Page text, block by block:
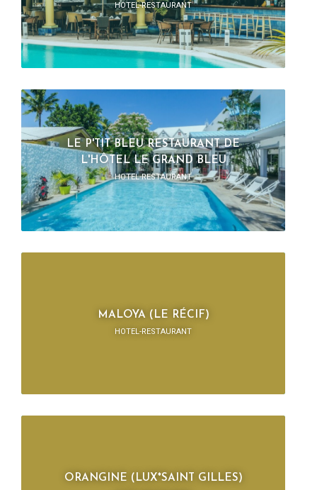
HOTEL-RESTAURANT
LE P'TIT BLEU RESTAURANT DE
L'HÔTEL LE GRAND BLEU
HOTEL-RESTAURANT
MALOYA (LE RÉCIF)
HOTEL-RESTAURANT
ORANGINE (LUX*SAINT GILLES)